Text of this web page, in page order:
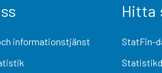
informationstjänst
Hitta
StatFin-